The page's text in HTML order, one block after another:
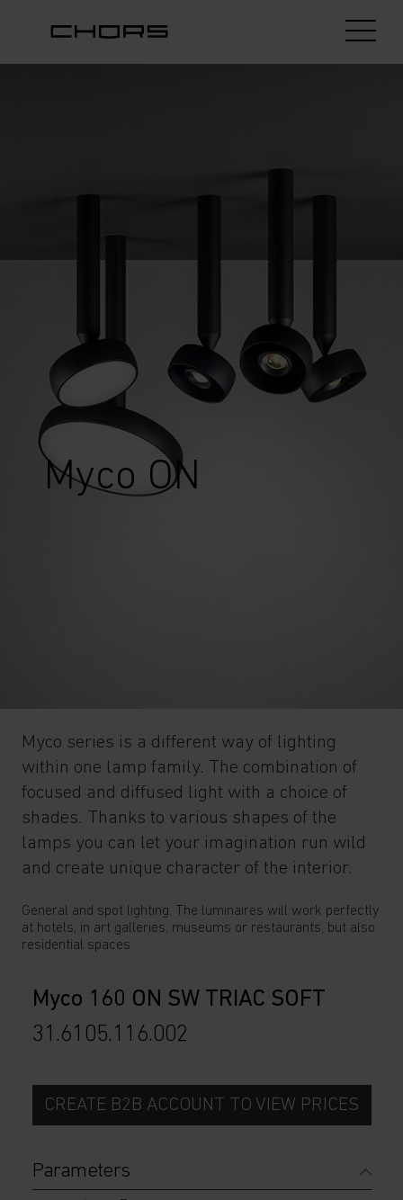
Myco ON
Myco series is a different way of lighting
within one lamp family. The combination of
focused and diffused light with a choice of
shades. Thanks to various shapes of the
lamps you can let your imagination run wild
and create unique character of the interior.
General and spot lighting. The luminaires will work perfectly
at hotels, in art galleries, museums or restaurants, but also
residential spaces.
Myco 160 ON SW TRIAC SOFT
31.6105.116.002
CREATE B2B ACCOUNT TO VIEW PRICES
Parameters